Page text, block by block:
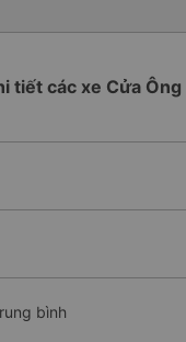
tiết các xe Cửa
bình